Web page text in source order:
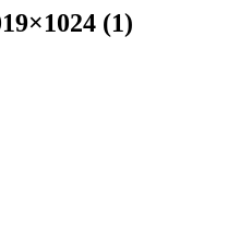
(1)